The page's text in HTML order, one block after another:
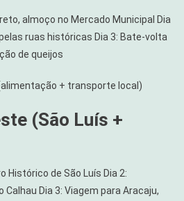
almoço no Mercado Municipal Dia
ruas históricas Dia 3: Bate-volta
de queijos
+ transporte local)
(São Luís +
Histórico de São Luís Dia 2:
Calhau Dia 3: Viagem para Aracaju,